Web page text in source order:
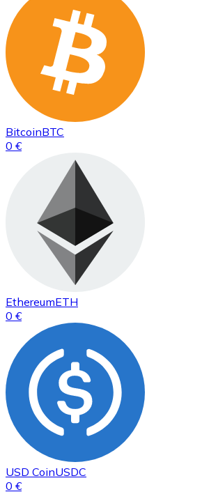
BitcoinBTC
0 €
EthereumETH
0 €
USD CoinUSDC
0 €